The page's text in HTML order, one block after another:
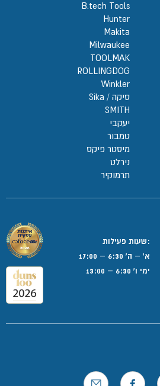
B.tech Tools
Hunter
Makita
Milwaukee
TOOLMAK
ROLLINGDOG
Winkler
סיקה / Sika
SMITH
יעקבי
טמבור
מיסטר פיקס
נירלט
תרמוקיר
:שעות פעילות
א' – ה' 6:30 – 17:00
ימי ו' 6:30 – 13:00